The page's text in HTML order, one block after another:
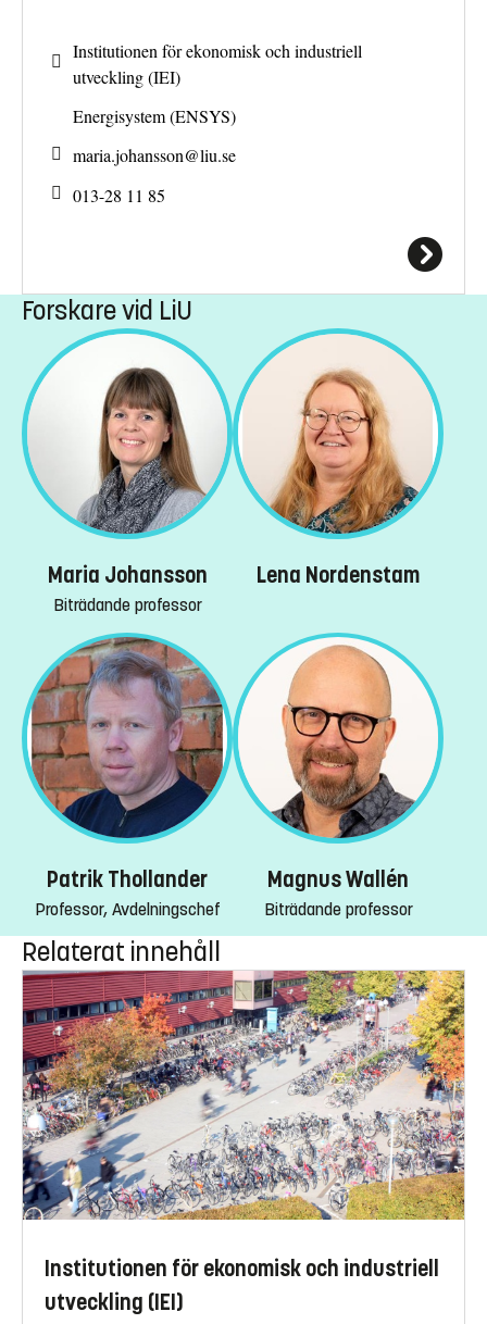
Institutionen för ekonomisk och industriell
utveckling (IEI)
Energisystem (ENSYS)
maria.johansson@liu.se
013-28 11 85
Forskare vid LiU
Maria Johansson
Biträdande professor
Lena Nordenstam
Patrik Thollander
Professor, Avdelningschef
Magnus Wallén
Biträdande professor
Relaterat innehåll
Institutionen för ekonomisk och industriell
utveckling (IEI)